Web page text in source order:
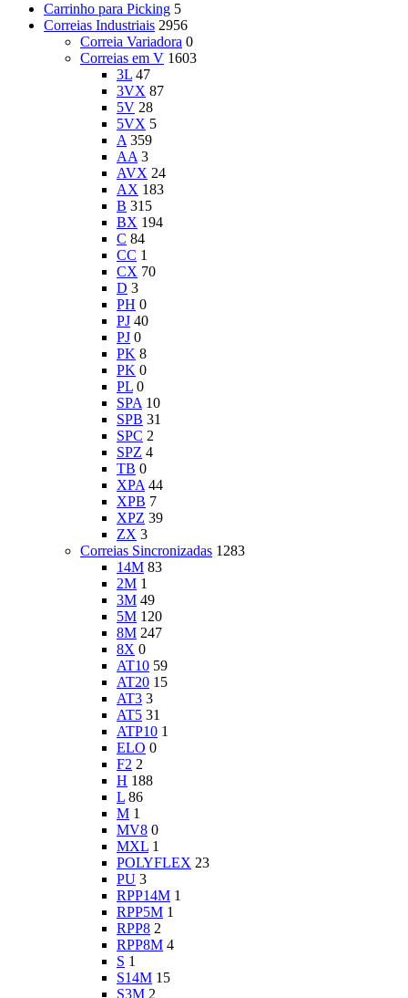
Carrinho para Picking 5
Correias Industriais 2956
Correia Variadora 0
Correias em V 1603
3L 47
3VX 87
5V 28
5VX 5
A 359
AA 3
AVX 24
AX 183
B 315
BX 194
C 84
CC 1
CX 70
D 3
PH 0
PJ 40
PJ 0
PK 8
PK 0
PL 0
SPA 10
SPB 31
SPC 2
SPZ 4
TB 0
XPA 44
XPB 7
XPZ 39
ZX 3
Correias Sincronizadas 1283
14M 83
2M 1
3M 49
5M 120
8M 247
8X 0
AT10 59
AT20 15
AT3 3
AT5 31
ATP10 1
ELO 0
F2 2
H 188
L 86
M 1
MV8 0
MXL 1
POLYFLEX 23
PU 3
RPP14M 1
RPP5M 1
RPP8 2
RPP8M 4
S 1
S14M 15
S3M 2